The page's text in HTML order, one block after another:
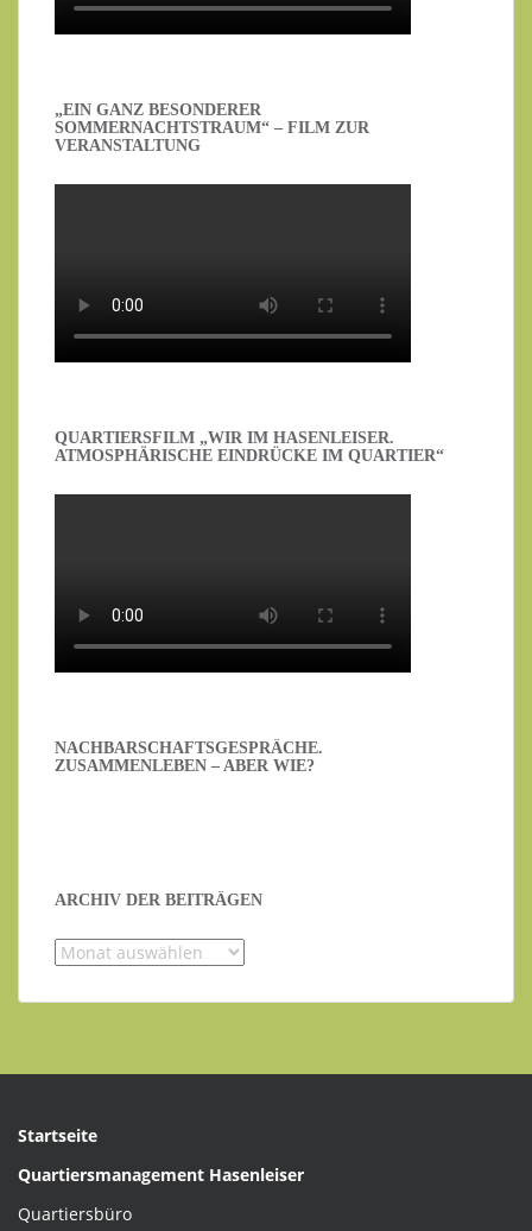
„EIN GANZ BESONDERER
SOMMERNACHTSTRAUM“ – FILM ZUR
VERANSTALTUNG
QUARTIERSFILM „WIR IM HASENLEISER.
ATMOSPHÄRISCHE EINDRÜCKE IM QUARTIER“
NACHBARSCHAFTSGESPRÄCHE.
ZUSAMMENLEBEN – ABER WIE?
ARCHIV DER BEITRÄGEN
Archiv
Beiträgen
Startseite
Quartiersmanagement Hasenleiser
Quartiersbüro